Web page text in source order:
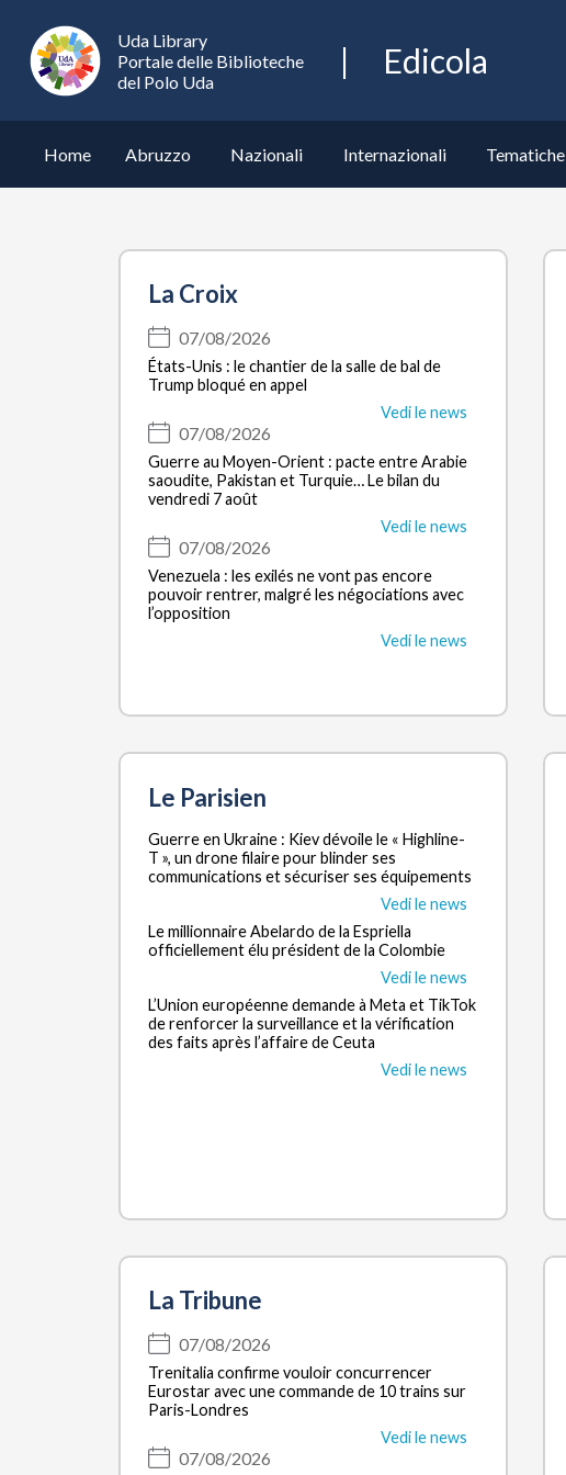
Edicola
UdaLibrary
Uda Library
Portale delle Biblioteche
del Polo Uda
Edicola
Home Abruzzo Nazionali Internazionali Tematiche
La Croix
07/08/2026
États-Unis : le chantier de la salle de bal de
Trump bloqué en appel
Vedi le news
07/08/2026
Guerre au Moyen-Orient : pacte entre Arabie
saoudite, Pakistan et Turquie… Le bilan du
vendredi 7 août
Vedi le news
07/08/2026
Venezuela : les exilés ne vont pas encore
pouvoir rentrer, malgré les négociations avec
l’opposition
Vedi le news
Le Parisien
Guerre en Ukraine : Kiev dévoile le « Highline-
T », un drone filaire pour blinder ses
communications et sécuriser ses équipements
Vedi le news
Le millionnaire Abelardo de la Espriella
officiellement élu président de la Colombie
Vedi le news
L’Union européenne demande à Meta et TikTok
de renforcer la surveillance et la vérification
des faits après l’affaire de Ceuta
Vedi le news
La Tribune
07/08/2026
Trenitalia confirme vouloir concurrencer
Eurostar avec une commande de 10 trains sur
Paris-Londres
Vedi le news
07/08/2026